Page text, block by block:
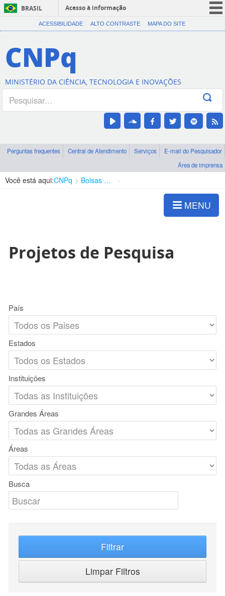
BRASIL
Acesso à informação
CORONAVÍRUS (COVID-19)
Canais
ACESSIBILIDADE ALTO CONTRASTE MAPA DO SITE
CNPq
MINISTÉRIO DA CIÊNCIA, TECNOLOGIA E INOVAÇÕES
Perguntas frequentes Central de Atendimento Serviços
E-mail do Pesquisador
Área de imprensa
Você está aqui:CNPq Bolsas e Auxílios Vigentes
MENU
Projetos de Pesquisa
País
Estados
Instituições
Grandes Áreas
Áreas
Busca
Filtrar
Limpar Filtros